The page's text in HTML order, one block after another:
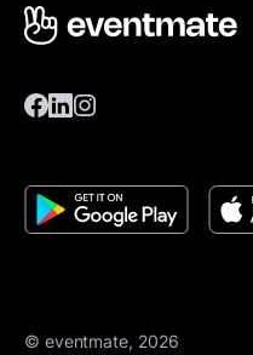
© eventmate, 2026